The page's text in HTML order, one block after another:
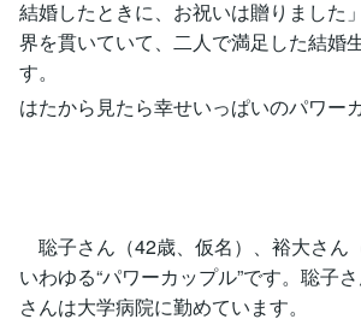
結婚したときに、お祝いは贈りました
界を貫いていて、二人で満足した結婚
す。
はたから見たら幸せいっぱいのパワー
聡子さん（42歳、仮名）、裕大さん
いわゆる“パワーカップル”です。聡子
さんは大学病院に勤めています。